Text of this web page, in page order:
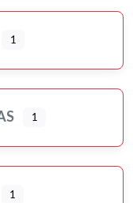
1
1
1